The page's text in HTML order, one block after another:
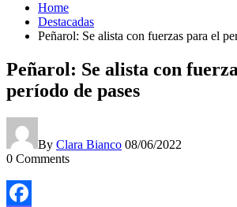
Home
Destacadas
Peñarol: Se alista con fuerzas para el
Peñarol: Se alista con
período de pases
By Clara Bianco 08/06/2022
0 Comments